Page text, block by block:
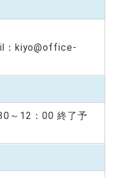
kiyo@office-
～12：00 終了予